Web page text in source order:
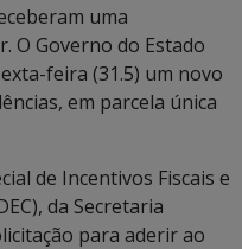
uma
O Governo do Estado
feira (31.5) um novo
em parcela única
de Incentivos Fiscais e
da Secretaria
para aderir ao